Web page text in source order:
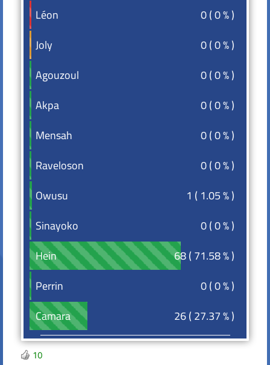
Léon
Léon
0 ( 0 % )
Joly
Joly
0 ( 0 % )
Agouzoul
Agouzoul
0 ( 0 % )
Akpa
Akpa
0 ( 0 % )
Mensah
Mensah
0 ( 0 % )
Raveloson
Raveloson
0 ( 0 % )
Owusu
Owusu
1 ( 1.05 % )
Sinayoko
Sinayoko
0 ( 0 % )
Hein
Hein
68 ( 71.58 % )
Perrin
Perrin
0 ( 0 % )
Camara
Camara 26 ( 27.37 % )
10